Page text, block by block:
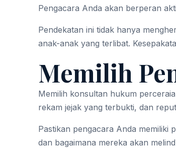
Pengacara Anda akan berperan
Pendekatan ini tidak hanya
anak-anak yang terlibat.
Memilih
Memilih konsultan hukum
rekam jejak yang terbukti, dan
Pastikan pengacara Anda memiliki
dan bagaimana mereka akan